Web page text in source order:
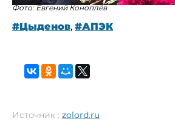
Фото: Евгений Коноплёв
#Цыденов, #АПЭК
Источник : zolord.ru